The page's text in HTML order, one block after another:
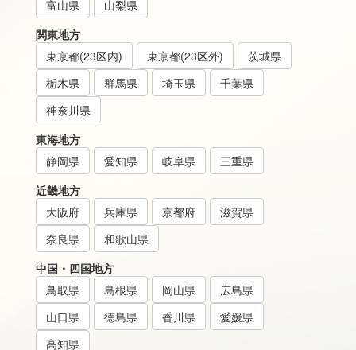
富山県
山梨県
関東地方
東京都(23区内)
東京都(23区外)
茨城県
栃木県
群馬県 埼玉県
千葉県
神奈川県
東海地方
静岡県
愛知県 岐阜県
三重県
近畿地方
大阪府
兵庫県 京都府
滋賀県
奈良県
和歌山県
中国・四国地方
鳥取県
島根県 岡山県
広島県
山口県
徳島県 香川県
愛媛県
高知県